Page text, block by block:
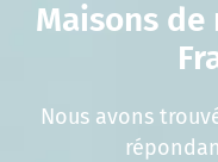
Maisons de
Nous avons